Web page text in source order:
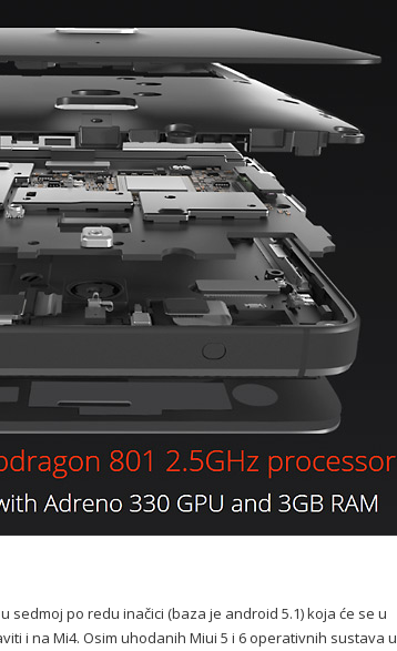
sedmoj po redu inačici (baza je android 5.1) koja će se u
i na Mi4. Osim uhodanih Miui 5 i 6 operativnih sustava u